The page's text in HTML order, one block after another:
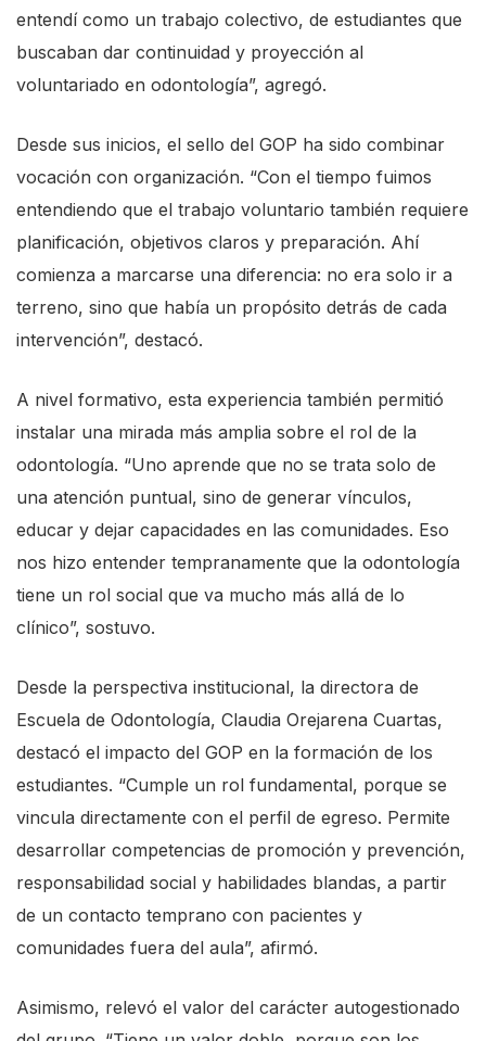
entendí como un trabajo colectivo, de estudiantes que
buscaban dar continuidad y proyección al
voluntariado en odontología”, agregó.
Desde sus inicios, el sello del GOP ha sido combinar
vocación con organización. “Con el tiempo fuimos
entendiendo que el trabajo voluntario también requiere
planificación, objetivos claros y preparación. Ahí
comienza a marcarse una diferencia: no era solo ir a
terreno, sino que había un propósito detrás de cada
intervención”, destacó.
A nivel formativo, esta experiencia también permitió
instalar una mirada más amplia sobre el rol de la
odontología. “Uno aprende que no se trata solo de
una atención puntual, sino de generar vínculos,
educar y dejar capacidades en las comunidades. Eso
nos hizo entender tempranamente que la odontología
tiene un rol social que va mucho más allá de lo
clínico”, sostuvo.
Desde la perspectiva institucional, la directora de
Escuela de Odontología, Claudia Orejarena Cuartas,
destacó el impacto del GOP en la formación de los
estudiantes. “Cumple un rol fundamental, porque se
vincula directamente con el perfil de egreso. Permite
desarrollar competencias de promoción y prevención,
responsabilidad social y habilidades blandas, a partir
de un contacto temprano con pacientes y
comunidades fuera del aula”, afirmó.
Asimismo, relevó el valor del carácter autogestionado